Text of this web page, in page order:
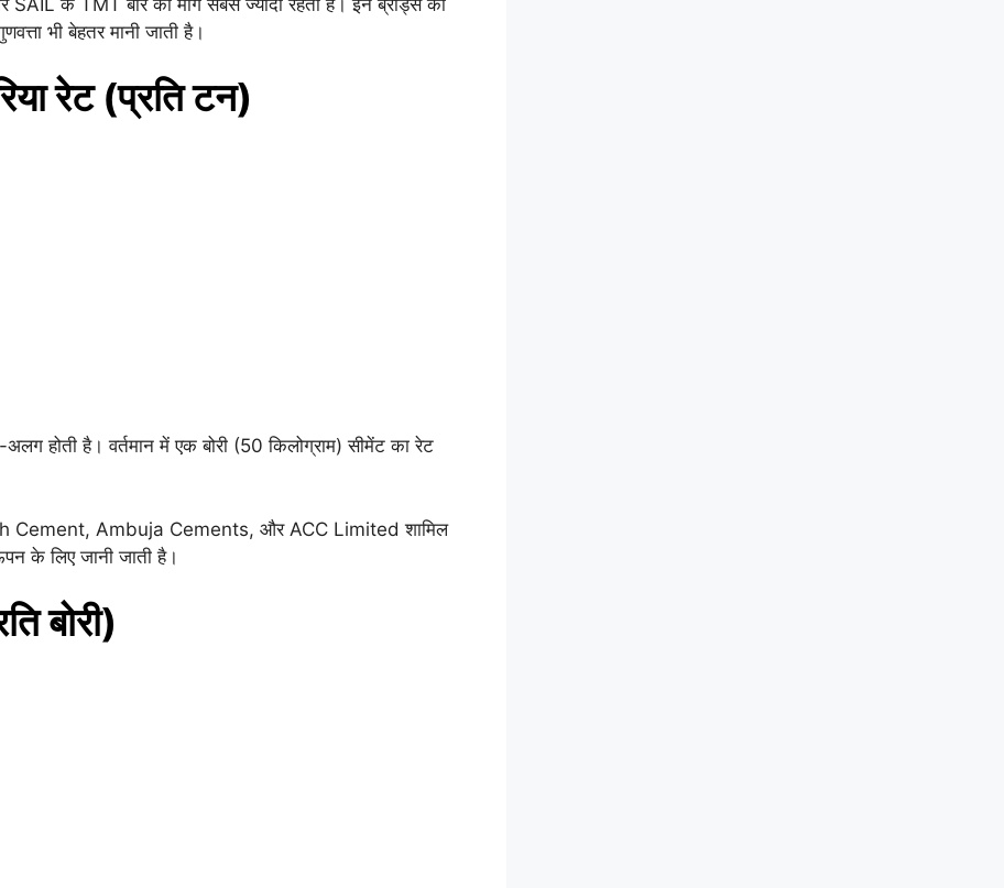
भी बेहतर मानी जाती है।
रेट (प्रति टन)
होती है। वर्तमान में एक बोरी (50 किलोग्राम) सीमेंट का रेट
Cement, Ambuja Cements, और ACC Limited शामिल
के लिए जानी जाती है।
बोरी)